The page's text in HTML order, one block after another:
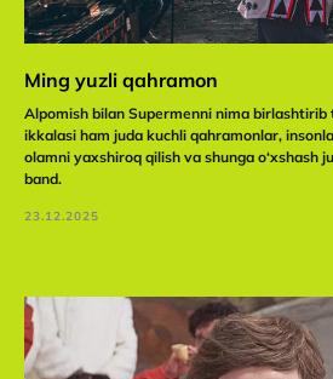
Ming yuzli qahramon
Alpomish bilan Supermenni nima
ikkalasi ham juda kuchli qahramonlar,
olamni yaxshiroq qilish va shunga o‘xshash
band.
23.12.2025